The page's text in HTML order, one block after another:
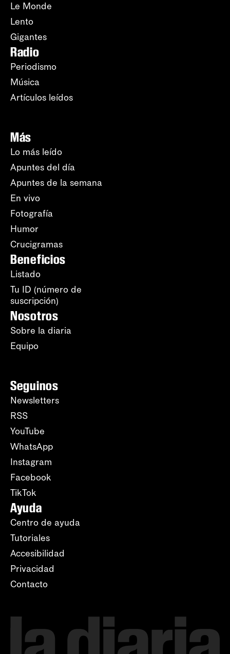
Le Monde
Lento
Gigantes
Radio
Periodismo
Música
Artículos leídos
Más
Lo más leído
Apuntes del día
Apuntes de la semana
En vivo
Fotografía
Humor
Crucigramas
Beneficios
Listado
Tu ID (número de
suscripción)
Nosotros
Sobre la diaria
Equipo
Seguinos
Newsletters
RSS
YouTube
WhatsApp
Instagram
Facebook
TikTok
Ayuda
Centro de ayuda
Tutoriales
Accesibilidad
Privacidad
Contacto